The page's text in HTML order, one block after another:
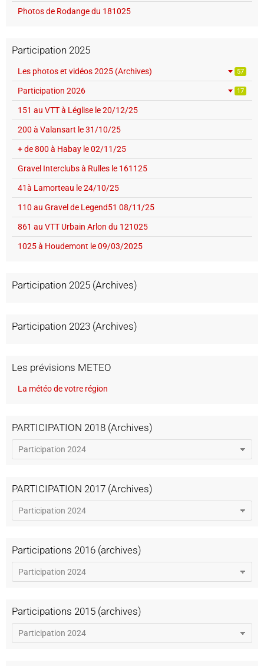
Photos de Rodange du 181025
Participation 2025
Les photos et vidéos 2025 (Archives) 57
Participation 2026 17
151 au VTT à Léglise le 20/12/25
200 à Valansart le 31/10/25
+ de 800 à Habay le 02/11/25
Gravel Interclubs à Rulles le 161125
41à Lamorteau le 24/10/25
110 au Gravel de Legend51 08/11/25
861 au VTT Urbain Arlon du 121025
1025 à Houdemont le 09/03/2025
Participation 2025 (Archives)
Participation 2023 (Archives)
Les prévisions METEO
La météo de votre région
PARTICIPATION 2018 (Archives)
PARTICIPATION 2017 (Archives)
Participations 2016 (archives)
Participations 2015 (archives)